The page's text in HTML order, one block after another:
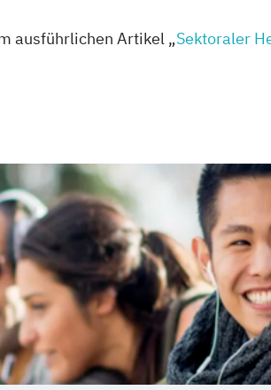
ausführlichen Artikel „Sektoraler